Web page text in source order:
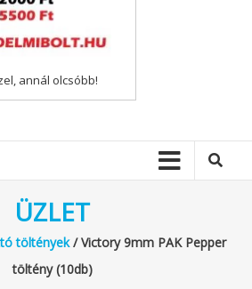
annál olcsóbb!
ÜZLET
töltények/ Victory 9mm PAK Pepper
töltény (10db)